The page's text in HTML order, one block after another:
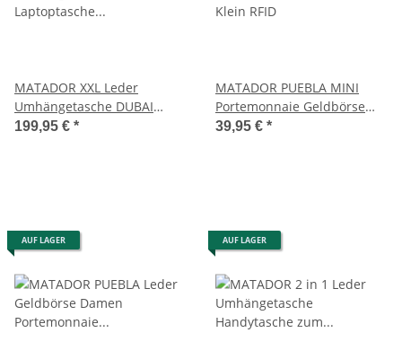
MATADOR XXL Leder
Umhängetasche DUBAI
Laptoptasche 18 Zoll 3
199,95 € *
MATADOR PUEBLA MINI
Portemonnaie Geldbörse
Klein RFID
39,95 € *
AUF LAGER AUF LAGER